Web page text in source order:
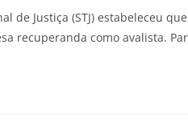
de Justiça (STJ) estabeleceu
recuperanda como avalista.